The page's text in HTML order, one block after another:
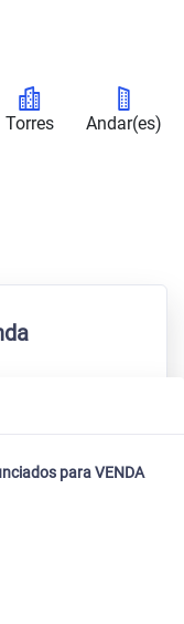
Torres Andar(es)
para VENDA